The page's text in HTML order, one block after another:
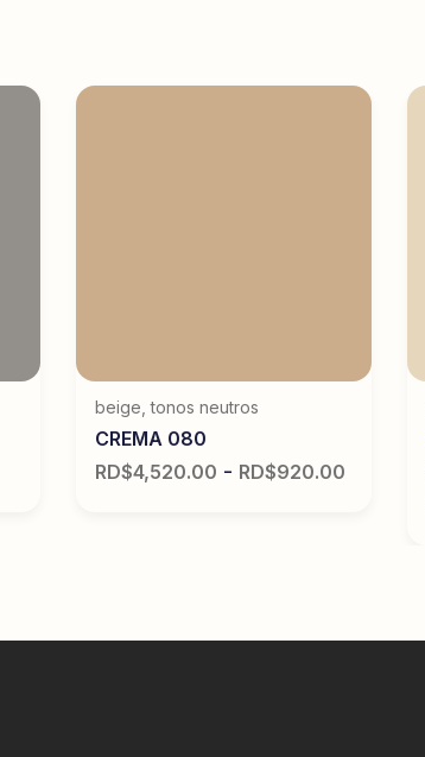
beige ,tonos neutros
CREMA 080
RD$4,520.00 - RD$920.00